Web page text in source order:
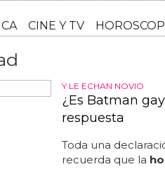
NOTICIAS GAY
Y LE ECHAN NOVIO
¿Es Batman
Toda una